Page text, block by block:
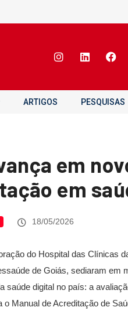
ARTIGOS PESQUISAS
em
em
18/05/2026
do Hospital das Clínicas
de Goiás, sediaram em
saúde digital no país: a
o Manual de Acreditação de